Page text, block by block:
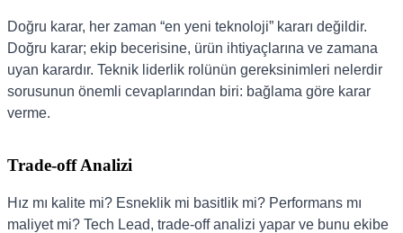
Doğru karar, her zaman “en yeni teknoloji” kararı değildir.
Doğru karar; ekip becerisine, ürün ihtiyaçlarına ve zamana
uyan karardır. Teknik liderlik rolünün gereksinimleri nelerdir
sorusunun önemli cevaplarından biri: bağlama göre karar
verme.
Trade-off Analizi
Hız mı kalite mi? Esneklik mi basitlik mi? Performans mı
maliyet mi? Tech Lead, trade-off analizi yapar ve bunu ekibe